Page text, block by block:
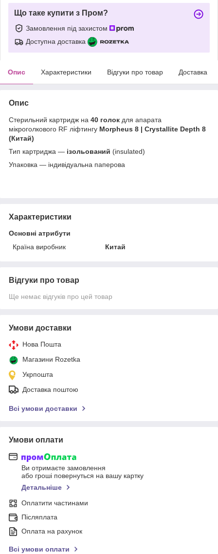
Що таке купити з Пром?
Замовлення під захистом
Доступна доставка
Опис Характеристики Відгуки про товар Доставка
Опис
Стерильний картридж на 40 голок для апарата
мікроголкового RF ліфтингу Morpheus 8 | Crystallite Depth 8
(Китай)
Тип картриджа — ізольований (insulated)
Упаковка — індивідуальна паперова
Характеристики
Основні атрибути
Країна виробник
Китай
Відгуки про товар
Ще немає відгуків про цей товар
Умови доставки
Нова Пошта
Магазини Rozetka
Укрпошта
Доставка поштою
Всі умови доставки
Умови оплати
Ви отримаєте замовлення
або гроші повернуться на вашу картку
Детальніше
Оплатити частинами
Післяплата
Оплата на рахунок
Всі умови оплати